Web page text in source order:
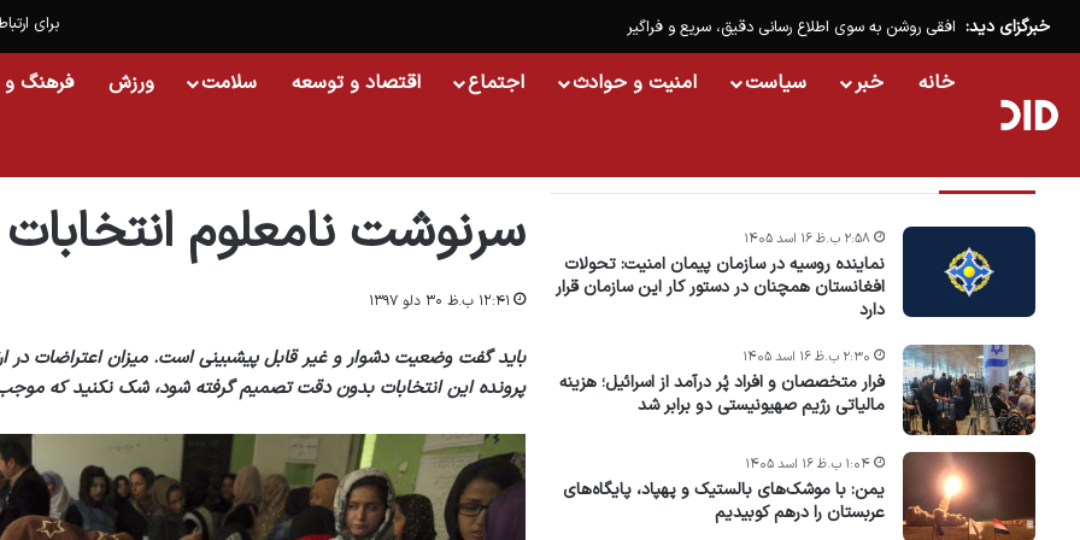
برای خبرگزای دید: افقی روشن به سوی اطلاع رسانی دقیق، سریع و فراگیر
خانه خبر سیاست امنیت و حوادث اجتماع اقتصاد و توسعه سلامت ورزش فرهنگ و
سرنوشت نامعلوم انتخابات
۱۲:۴۱ ب.ظ ۳۰ دلو ۱۳۹۷
باید گفت وضعیت دشوار و غیر قابل پیش‏بینی است. میزان اعتراضات در
پرونده این انتخابات بدون دقت تصمیم گرفته شود، شک نکنید که
نماینده روسیه در سازمان پیمان امنیت: تحولات
افغانستان همچنان در دستور کار این سازمان قرار
دارد
۲:۵۸ ب.ظ ۱۶ اسد ۱۴۰۵
فرار متخصصان و افراد پُر درآمد از اسرائیل؛ هزینه
مالیاتی رژیم صهیونیستی دو برابر شد
۲:۳۰ ب.ظ ۱۶ اسد ۱۴۰۵
یمن: با موشک‌های بالستیک و پهپاد، پایگاه‌های
عربستان را درهم کوبیدیم
۱:۰۴ ب.ظ ۱۶ اسد ۱۴۰۵